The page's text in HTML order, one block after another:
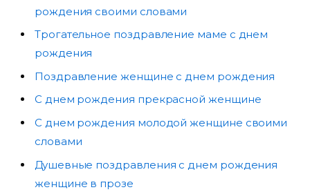
рождения своими словами
Трогательное поздравление маме с днем
рождения
Поздравление женщине с днем рождения
С днем рождения прекрасной женщине
С днем рождения молодой женщине своими
словами
Душевные поздравления с днем рождения
женщине в прозе